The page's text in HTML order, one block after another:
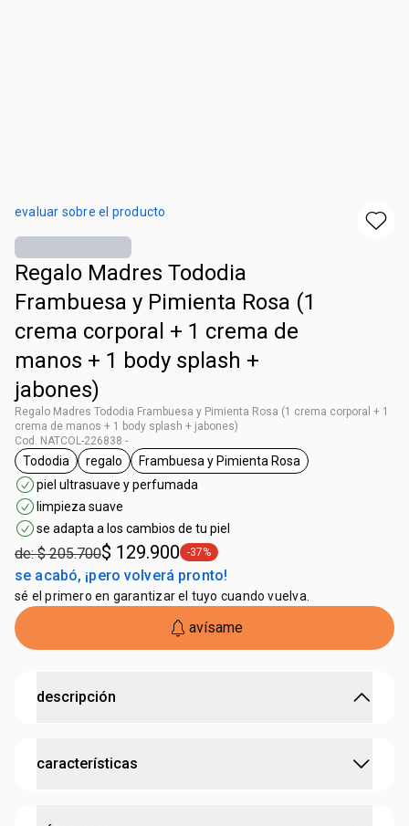
evaluar sobre el producto
Regalo Madres Tododia
Frambuesa y Pimienta Rosa (1
crema corporal + 1 crema de
manos + 1 body splash +
jabones)
Regalo Madres Tododia Frambuesa y Pimienta Rosa (1 crema corporal + 1
crema de manos + 1 body splash + jabones)
Cod. NATCOL-226838 -
general.tag Tododia
Tododia
general.tag regalo
regalo
general.tag Frambuesa y
Frambuesa y Pimienta Rosa
piel ultrasuave y perfumada
limpieza suave
se adapta a los cambios de tu piel
de: $ 205.700$ 129.900 general.tag -37%
-37%
se acabó, ¡pero volverá pronto!
sé el primero en garantizar el tuyo cuando vuelva.
avísame
descripción
pimienta rosa.
características